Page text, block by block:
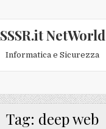
SSSR.it NetWorld
Informatica e Sicurezza
Tag: deep web